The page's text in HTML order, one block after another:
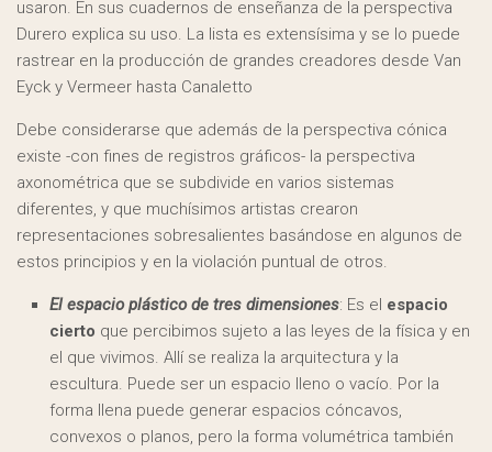
usaron. En sus cuadernos de enseñanza de la perspectiva
Durero explica su uso. La lista es extensísima y se lo puede
rastrear en la producción de grandes creadores desde Van
Eyck y Vermeer hasta Canaletto
Debe considerarse que además de la perspectiva cónica
existe -con fines de registros gráficos- la perspectiva
axonométrica que se subdivide en varios sistemas
diferentes, y que muchísimos artistas crearon
representaciones sobresalientes basándose en algunos de
estos principios y en la violación puntual de otros.
El espacio plástico de tres dimensiones: Es el espacio
cierto que percibimos sujeto a las leyes de la física y en
el que vivimos. Allí se realiza la arquitectura y la
escultura. Puede ser un espacio lleno o vacío. Por la
forma llena puede generar espacios cóncavos,
convexos o planos, pero la forma volumétrica también